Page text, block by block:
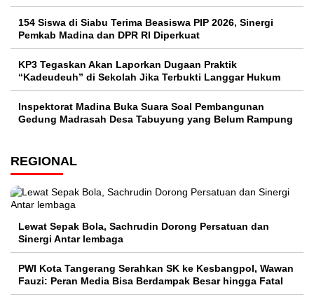
154 Siswa di Siabu Terima Beasiswa PIP 2026, Sinergi
Pemkab Madina dan DPR RI Diperkuat
KP3 Tegaskan Akan Laporkan Dugaan Praktik
“Kadeudeuh” di Sekolah Jika Terbukti Langgar Hukum
Inspektorat Madina Buka Suara Soal Pembangunan
Gedung Madrasah Desa Tabuyung yang Belum Rampung
REGIONAL
Lewat Sepak Bola, Sachrudin Dorong Persatuan dan
Sinergi Antar lembaga
PWI Kota Tangerang Serahkan SK ke Kesbangpol, Wawan
Fauzi: Peran Media Bisa Berdampak Besar hingga Fatal